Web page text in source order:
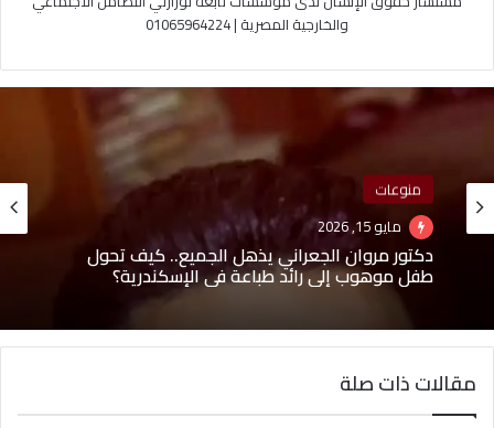
والخارجية المصرية | 01065964224
منوعات
مايو 15, 2026
دكتور مروان الجعراني يذهل الجميع.. كيف تحول
طفل موهوب إلى رائد طباعة في الإسكندرية؟
أخبار
يونيو 8, 2026
محمود ياسر زغلول.. رحلة شاب طموح جمع بين
تطوير الأعمال وريادة المشروعات وبناء العلامات
التجارية
مقالات ذات صلة